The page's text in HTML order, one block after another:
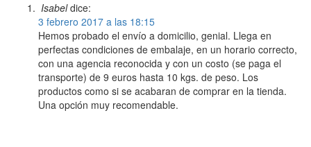
Isabel dice:
3 febrero 2017 a las 18:15
Hemos probado el envío a domicilio, genial. Llega en
perfectas condiciones de embalaje, en un horario correcto,
con una agencia reconocida y con un costo (se paga el
transporte) de 9 euros hasta 10 kgs. de peso. Los
productos como si se acabaran de comprar en la tienda.
Una opción muy recomendable.